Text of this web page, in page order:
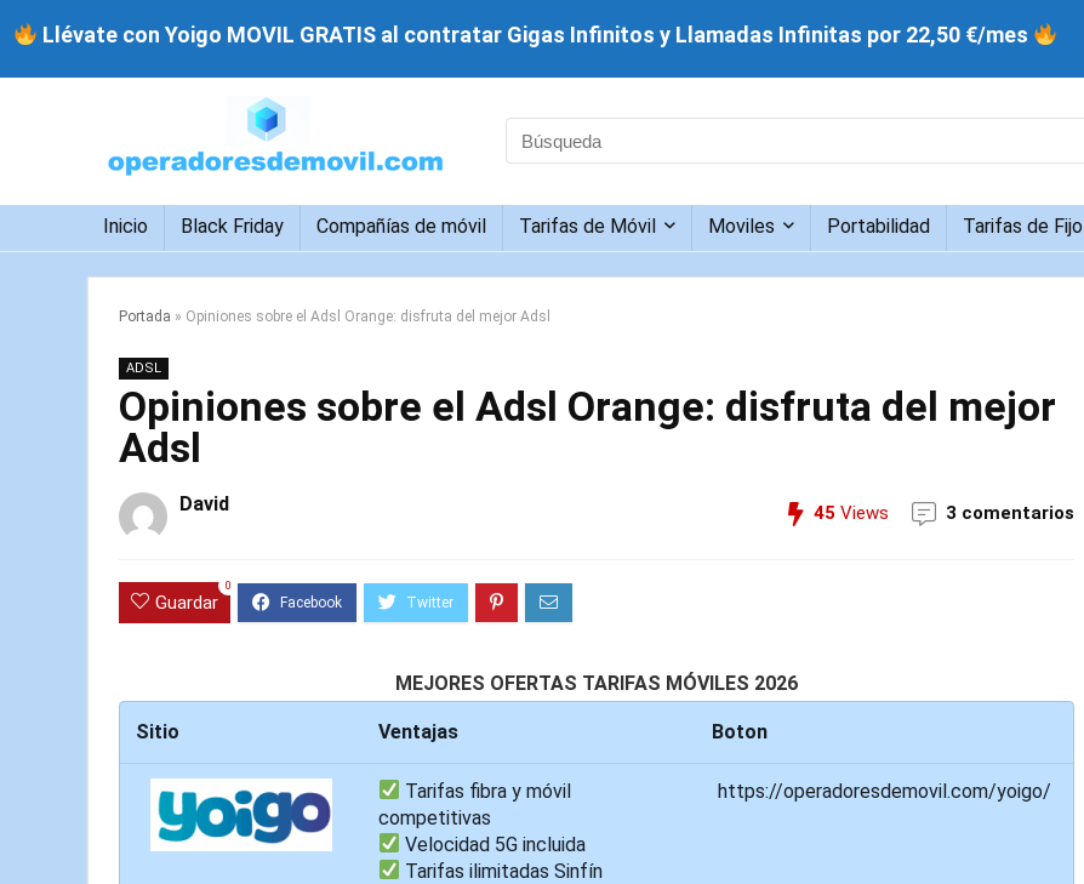
Inicio Black Friday Compañías de móvil Tarifas de Móvil Moviles Portabilidad Tarifas de Fijo
Portada » Opiniones sobre el Adsl Orange: disfruta del mejor Adsl
ADSL
Opiniones sobre el Adsl Orange: disfruta del mejor
Adsl
David 45 Views 3 comentarios
Guardar
0
MEJORES OFERTAS TARIFAS MÓVILES 2026
Sitio Ventajas Boton
Tarifas fibra y móvil
competitivas
Velocidad 5G incluida
Tarifas ilimitadas Sinfín
https://operadoresdemovil.com/yoigo/
Llévate con Yoigo MOVIL GRATIS al contratar Gigas Infinitos y Llamadas Infinitas por 22,50 €/mes